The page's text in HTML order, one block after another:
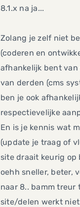
8.1.x na ja...
Zolang je zelf niet
(coderen en
afhankelijk bent
van derden (cms
ben je ook
respectievelijke
En is je kennis wat
(update je traag of
site draait keurig op
oehh sneller, beter,
naar 8.. bamm treur
site/delen werkt